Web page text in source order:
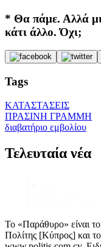
* Θα πάμε. Αλλά
κάτι άλλο. Όχι;
Tags
ΚΑΤΑΣΤΑΣΕΙΣ
ΠΡΑΣΙΝΗ ΓΡΑΜΜΗ
διαβατήριο εμβολίου
Τελευταία νέα
Το «Παράθυρο» είναι το
Πολίτης [Κύπρος] και